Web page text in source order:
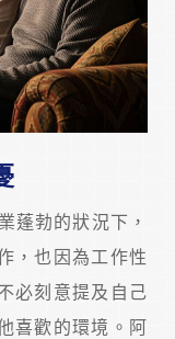
蓬勃的狀況下，
，也因為工作性
必刻意提及自己
喜歡的環境。阿